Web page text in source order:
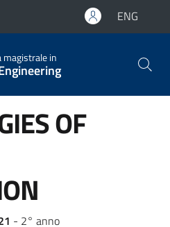
ENG
magistrale in
OF
- 2° anno